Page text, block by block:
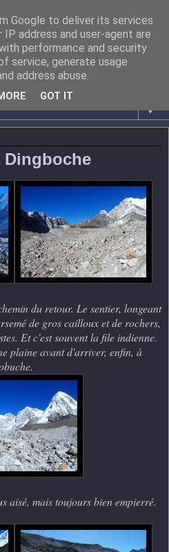
▼
Dingboche
du retour. Le sentier, longeant
de gros cailloux et de rochers,
Et c'est souvent la file indienne.
plaine avant d'arriver, enfin, à
aisé, mais toujours bien empierré.
Google to deliver its services
address and user-agent are
performance and security
service, generate usage
address abuse.
GOT IT